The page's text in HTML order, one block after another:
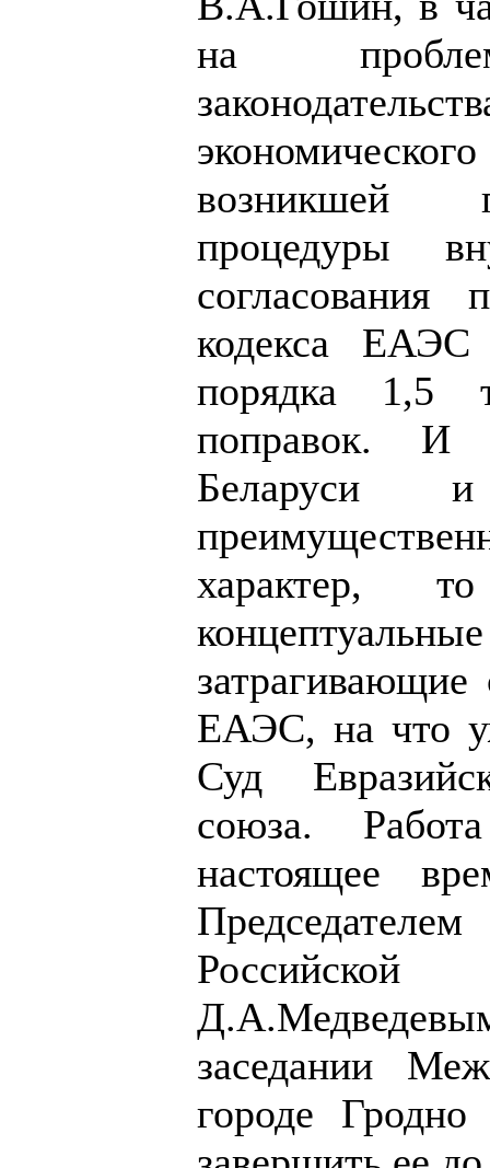
на
возникшей
процедуры
согласования
кодекса
порядка 1,5
поправок. И
Беларуси
характер,
ЕАЭС, на что
Суд
союза.
настоящее
Д.А.Медведевым
заседании
городе Гродно